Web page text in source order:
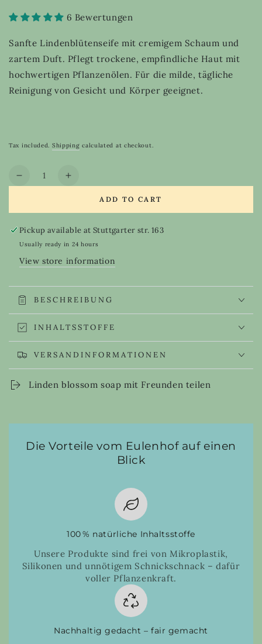
6 Bewertungen
Sanfte Lindenblütenseife mit cremigem Schaum und
zartem Duft. Pflegt trockene, empfindliche Haut mit
hochwertigen Pflanzenölen. Für die milde, tägliche
Reinigung von Gesicht und Körper geeignet.
Tax included. Shipping calculated at checkout.
Quantity
Decrease
blossom
soap
Increase
blossom
soap
ADD TO CART
Pickup available atStuttgarter str. 163
Usually ready in 24 hours
View store information
BESCHREIBUNG
INHALTSSTOFFE
VERSANDINFORMATIONEN
Linden blossom soap mit Freunden teilen
Die Vorteile vom Eulenhof auf einen
Blick
100 % natürliche Inhaltsstoffe
Unsere Produkte sind frei von Mikroplastik,
Silikonen und unnötigem Schnickschnack – dafür
voller Pflanzenkraft.
Nachhaltig gedacht – fair gemacht